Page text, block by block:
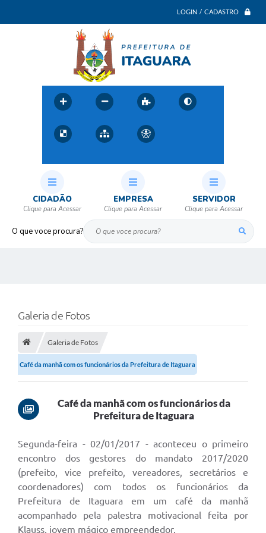
LOGIN / CADASTRO
O que voce procura?
CIDADÃO EMPRESA SERVIDOR
Galeria de Fotos
Galeria de Fotos
Café da manhã com os funcionários da Prefeitura de Itaguara
Café da manhã com os funcionários da
Prefeitura de Itaguara
Segunda-feira - 02/01/2017 - aconteceu o primeiro
encontro dos gestores do mandato 2017/2020
(prefeito, vice prefeito, vereadores, secretários e
coordenadores) com todos os funcionários da
Prefeitura de Itaguara em um café da manhã
acompanhado pela palestra motivacional feita por
Klauss, jovem mágico empreendedor.